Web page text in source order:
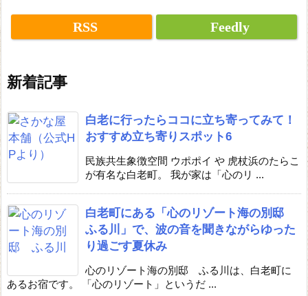
RSS Feedly
新着記事
白老に行ったらココに立ち寄ってみて！
おすすめ立ち寄りスポット6
民族共生象徴空間 ウポポイ や 虎杖浜のたらこ
が有名な白老町。 我が家は「心のリ ...
白老町にある「心のリゾート海の別邸
ふる川」で、波の音を聞きながらゆった
り過ごす夏休み
心のリゾート海の別邸 ふる川は、白老町に
あるお宿です。 「心のリゾート」というだ ...